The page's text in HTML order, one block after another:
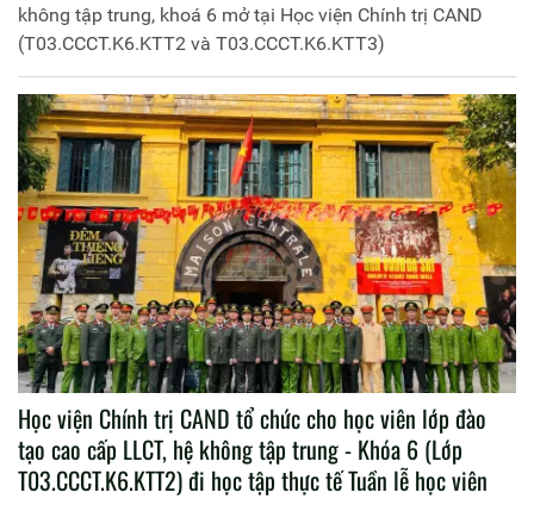
không tập trung, khoá 6 mở tại Học viện Chính trị CAND
(T03.CCCT.K6.KTT2 và T03.CCCT.K6.KTT3)
Học viện Chính trị CAND tổ chức cho học viên lớp đào
tạo cao cấp LLCT, hệ không tập trung - Khóa 6 (Lớp
T03.CCCT.K6.KTT2) đi học tập thực tế Tuần lễ học viên